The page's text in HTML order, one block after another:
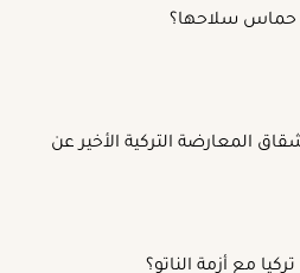
سلاحها؟
المعارضة التركية الأخير عن
مع أزمة الناتو؟